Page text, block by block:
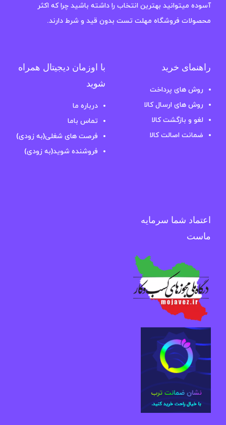
آسوده میتوانید بهترین انتخاب را داشته باشید چرا که اکثر
محصولات فروشگاه مهلت تست بدون قید و شرط دارند.
راهنمای خرید
روش های پرداخت
روش های ارسال کالا
لغو و بازگشت کالا
ضمانت اصالت کالا
با اوزمان دیجیتال همراه
شوید
درباره ما
تماس باما
فرصت های شغلی(به زودی)
فروشنده شوید(به زودی)
اعتماد شما سرمایه
ماست